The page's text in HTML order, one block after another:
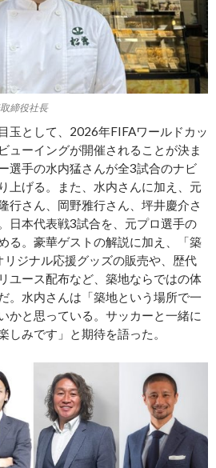
締役社長
玉として、2026年FIFAワールドカッ
ューイングが開催されることが決ま
選手の水内猛さんが全3試合のナビ
上げる。また、水内さんに加え、元
行さん、岡野雅行さん、坪井慶介さ
日本代表戦3試合を、元プロ選手の
る。豪華ゲストの解説に加え、「築
ジナル応援グッズの販売や、歴代
ユース配布など、築地ならではの体
。水内さんは「築地という場所で一
かと思っている。サッカーと一緒に
しみです」と期待を語った。